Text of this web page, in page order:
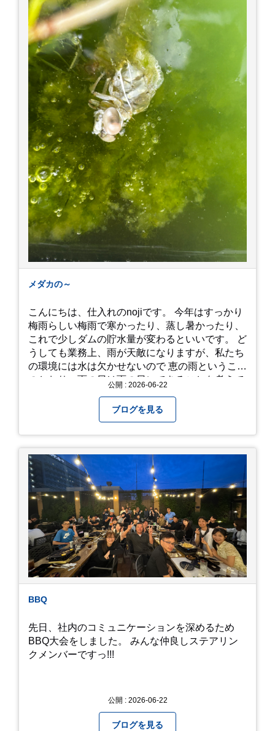
メダカの～
こんにちは、仕入れのnojiです。 今年はすっかり
梅雨らしい梅雨で寒かったり、蒸し暑かったり、
これで少しダムの貯水量が変わるといいです。 ど
うしても業務上、雨が天敵になりますが、私たち
の環境には水は欠かせないので 恵の雨というこば
のとおり、雨の日は雨の日にできることを考えて
になってしまいましたが、お家には代々10年以上
続く ヒメダカがいますが、そのメダカの池にはト
ンボが卵を産んで、ヤゴがいたり、変な虫が いた
りします。ヤゴはメダカを食べてしまうのでほん
とは別にしたいのですが、トンボに かえるところ
が見たくて飼ってみました。 が、途中までかえり
そうでしたが、だめなようでした。 秋にはたくさ
んのトンボが飛んでいますが、自然の中で成虫に
かえるというのは厳しいんだなと 実感しました。
私たち、生かされている以上、一所懸命何かをし
ないともったいないなと メダカのお池のトンボか
ら教えていただきました。
公開 : 2026-06-22
ブログを見る
BBQ
先日、社内のコミュニケーションを深めるため
BBQ大会をしました。 みんな仲良しステアリン
クメンバーですっ!!!
公開 : 2026-06-22
ブログを見る